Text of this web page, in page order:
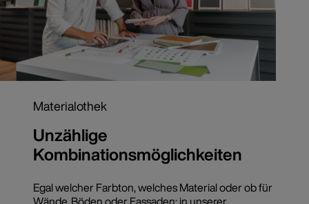
Materialothek
Unzählige
Kombinationsmöglichkeiten
Egal welcher Farbton, welches Material oder ob für